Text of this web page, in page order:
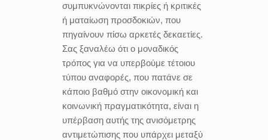
συμπυκνώνονται πικρίες ή κριτικές
ή ματαίωση προσδοκιών, που
πηγαίνουν πίσω αρκετές δεκαετίες.
Σας ξαναλέω ότι ο μοναδικός
τρόπος για να υπερβούμε τέτοιου
τύπου αναφορές, που πατάνε σε
κάποιο βαθμό στην οικονομική και
κοινωνική πραγματικότητα, είναι η
υπέρβαση αυτής της ανισόμετρης
αντιμετώπισης που υπάρχει μεταξύ